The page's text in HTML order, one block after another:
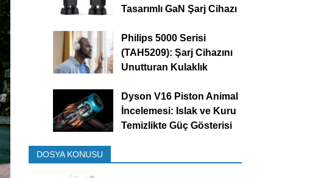
Tasarımlı GaN Şarj Cihazı
Philips 5000 Serisi
(TAH5209): Şarj Cihazını
Unutturan Kulaklık
Dyson V16 Piston Animal
İncelemesi: Islak ve Kuru
Temizlikte Güç Gösterisi
DOSYA KONUSU